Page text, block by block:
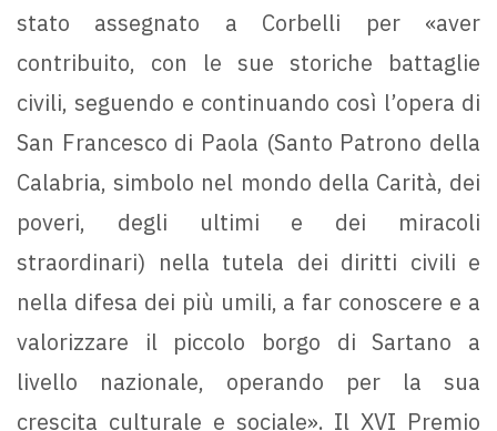
stato assegnato a Corbelli per «aver
contribuito, con le sue storiche battaglie
civili, seguendo e continuando così l’opera di
San Francesco di Paola (Santo Patrono della
Calabria, simbolo nel mondo della Carità, dei
poveri, degli ultimi e dei miracoli
straordinari) nella tutela dei diritti civili e
nella difesa dei più umili, a far conoscere e a
valorizzare il piccolo borgo di Sartano a
livello nazionale, operando per la sua
crescita culturale e sociale». Il XVI Premio